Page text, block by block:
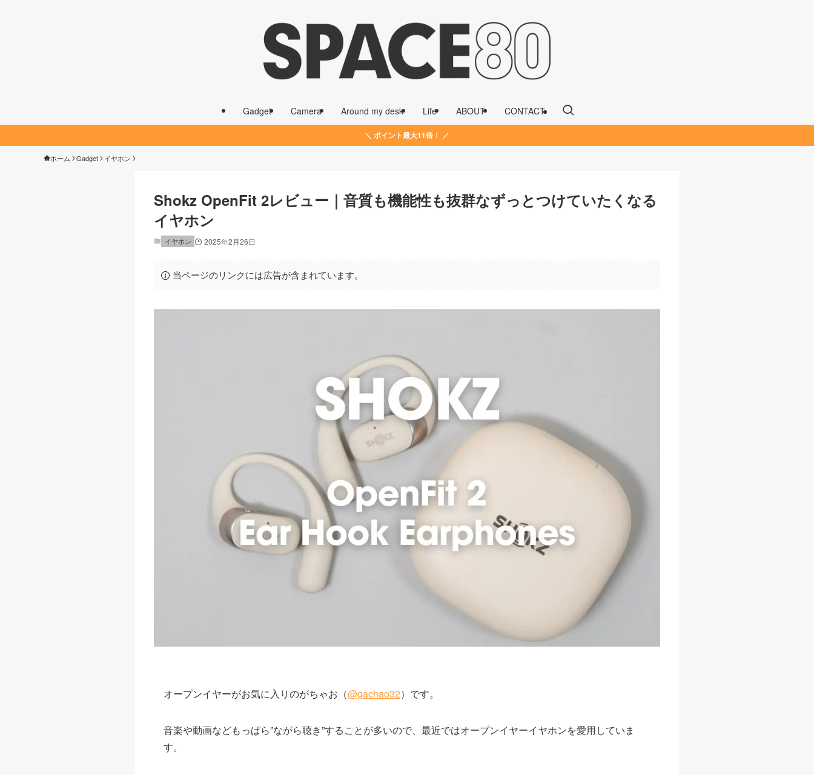
Gadget Camera Around my desk Life ABOUT CONTACT
＼ ポイント最大11倍！ ／
ホーム Gadget イヤホン
Shokz OpenFit 2レビュー｜音質も機能性も抜群なずっとつけていたくなる
イヤホン
イヤホン 2025年2月26日
当ページのリンクには広告が含まれています。
オープンイヤーがお気に入りのがちゃお（@gachao32）です。
音楽や動画などもっぱら”ながら聴き”することが多いので、最近ではオープンイヤーイヤホンを愛用していま
す。